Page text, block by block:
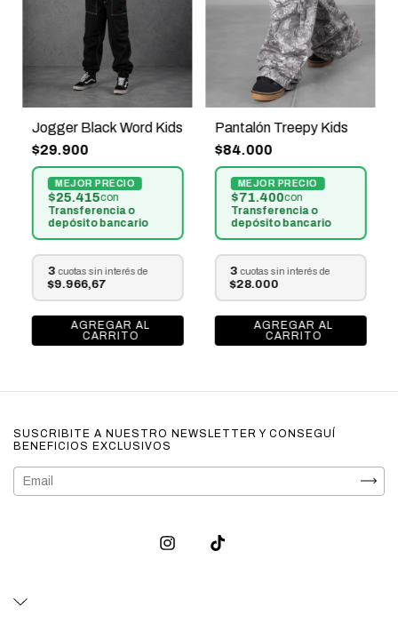
Jogger Black Word Kids
$29.900
$25.415con
Transferencia o
depósito bancario
3 cuotas sin interés de
$9.966,67
Pantalón Treepy Kids
$84.000
$71.400con
Transferencia o
depósito bancario
3 cuotas sin interés de
$28.000
SUSCRIBITE A NUESTRO NEWSLETTER Y CONSEGUÍ
BENEFICIOS EXCLUSIVOS